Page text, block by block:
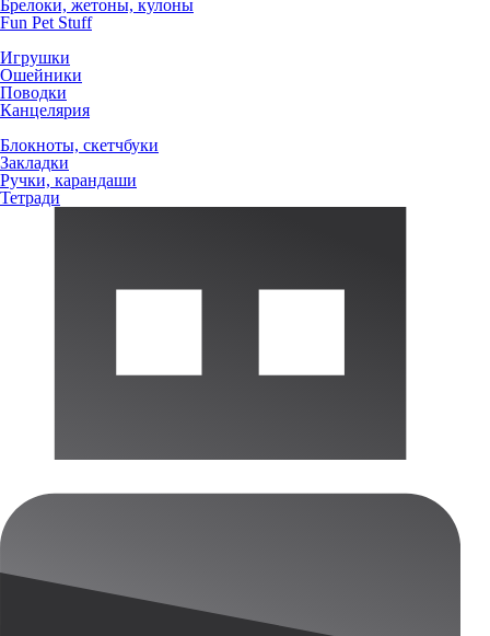
Брелоки, жетоны, кулоны
Fun Pet Stuff
Игрушки
Ошейники
Поводки
Канцелярия
Блокноты, скетчбуки
Закладки
Ручки, карандаши
Тетради